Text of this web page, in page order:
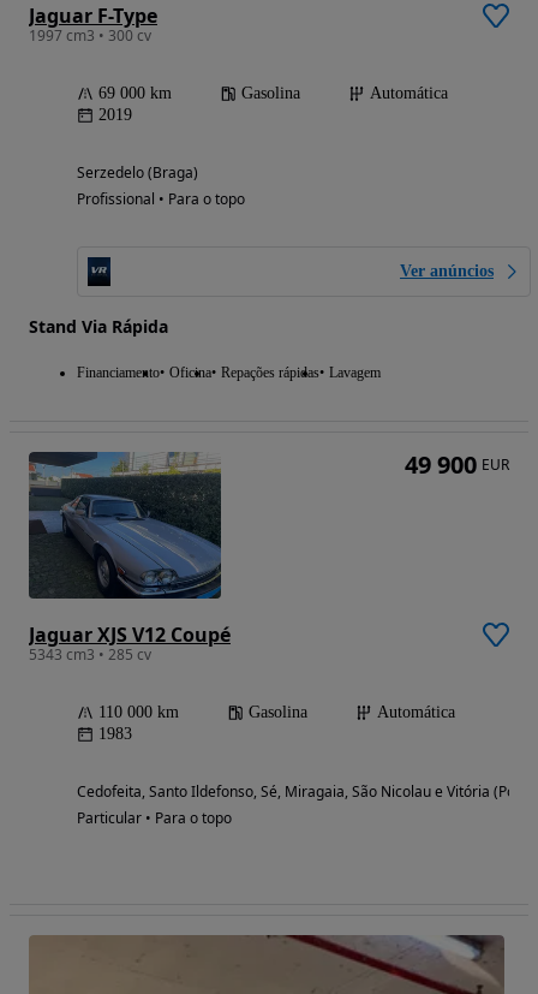
Jaguar F-Type
1997 cm3 • 300 cv
69 000 km Gasolina
Automática
2019
Serzedelo (Braga)
Profissional • Para o topo
Ver anúncios
Stand Via Rápida
Financiamento Oficina Repações rápidas Lavagem
Jaguar XJS V12 Coupé
5343 cm3 • 285 cv
110 000 km Gasolina
Automática
1983
Cedofeita, Santo Ildefonso, Sé, Miragaia, São Nicolau e Vitória (Porto)
Particular • Para o topo
49 900 EUR